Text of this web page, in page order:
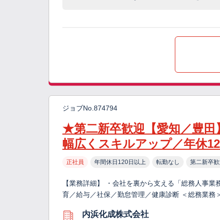
ジョブNo.874794
★第二新卒歓迎【愛知／豊
幅広くスキルアップ／年休
正社員 年間休日120日以上 転勤なし 第二新卒
【業務詳細】 ・会社を裏から支える「総務人事
育／給与／社保／勤怠管理／健康診断 ＜総務業
内浜化成株式会社